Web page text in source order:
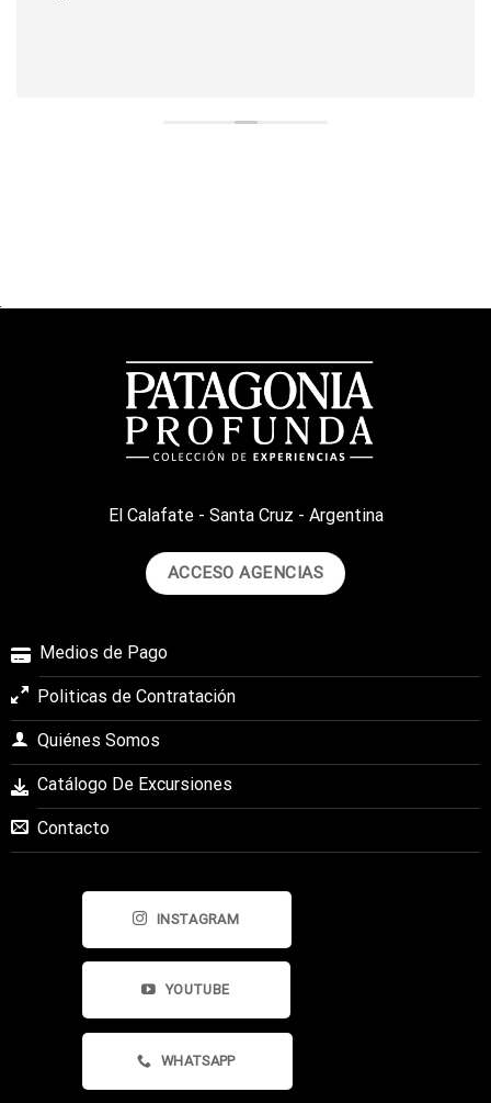
El Calafate - Santa Cruz - Argentina
ACCESO AGENCIAS
Medios de Pago
Politicas de Contratación
Quiénes Somos
Catálogo De Excursiones
Contacto
INSTAGRAM
YOUTUBE
WHATSAPP